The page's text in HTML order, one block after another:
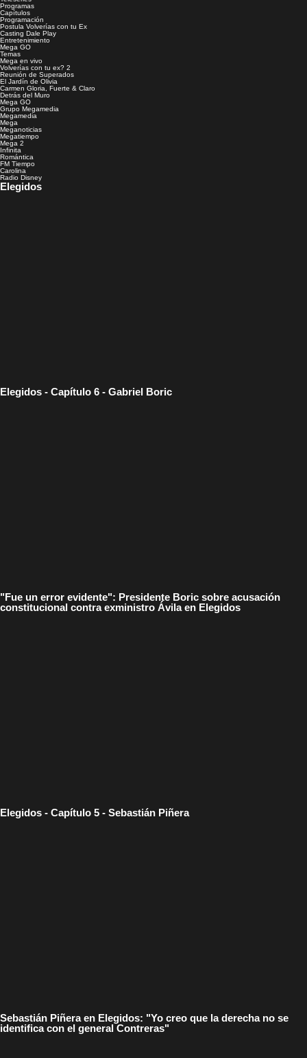
Programas
Capítulos
Programación
Postula Volverías con tu Ex
Casting Dale Play
Entretenimiento
Mega GO
Temas
Mega en vivo
Volverías con tu ex? 2
Reunión de Superados
El Jardín de Olivia
Carmen Gloria, Fuerte & Claro
Detrás del Muro
Mega GO
Grupo Megamedia
Megamedia
Mega
Meganoticias
Megatiempo
Mega 2
Infinita
Romántica
FM Tiempo
Carolina
Radio Disney
Elegidos
Elegidos - Capítulo 6 - Gabriel Boric
"Fue un error evidente": Presidente Boric sobre acusación
constitucional contra exministro Ávila en Elegidos
Elegidos - Capítulo 5 - Sebastián Piñera
Sebastián Piñera en Elegidos: "Yo creo que la derecha no se
identifica con el general Contreras"